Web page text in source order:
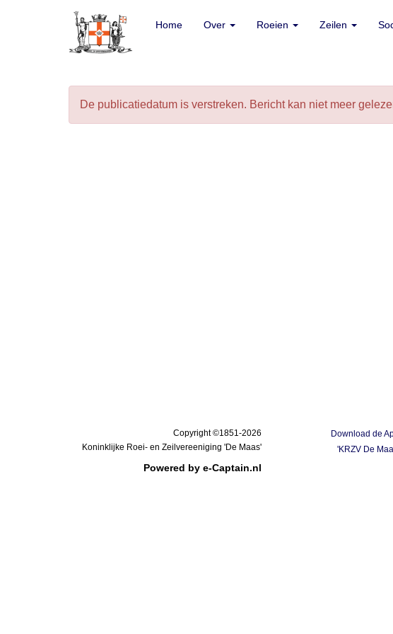
Home Over Roeien Zeilen
Home Over Roeien Zeilen
De publicatiedatum is verstreken. Bericht kan niet meer
Copyright ©1851-2026
Koninklijke Roei- en Zeilvereeniging 'De Maas'
Powered by e-Captain.nl
Download de
'KRZV De